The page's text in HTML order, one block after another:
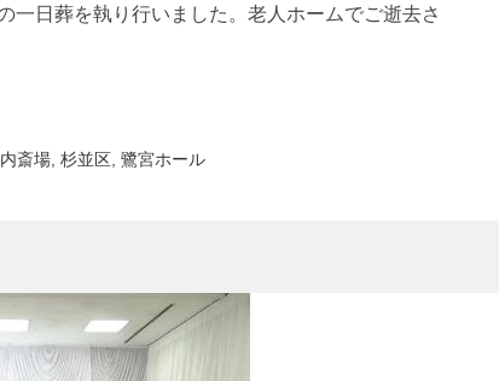
一日葬を執り行いました。老人ホームでご逝去さ
斎場 杉並区 鷺宮ホール